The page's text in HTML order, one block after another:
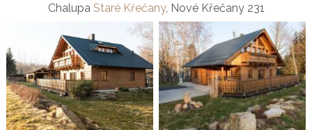
Chalupa Staré Křečany, Nové Křečany 231